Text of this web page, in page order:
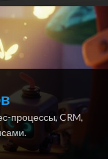
процессы, CRM,